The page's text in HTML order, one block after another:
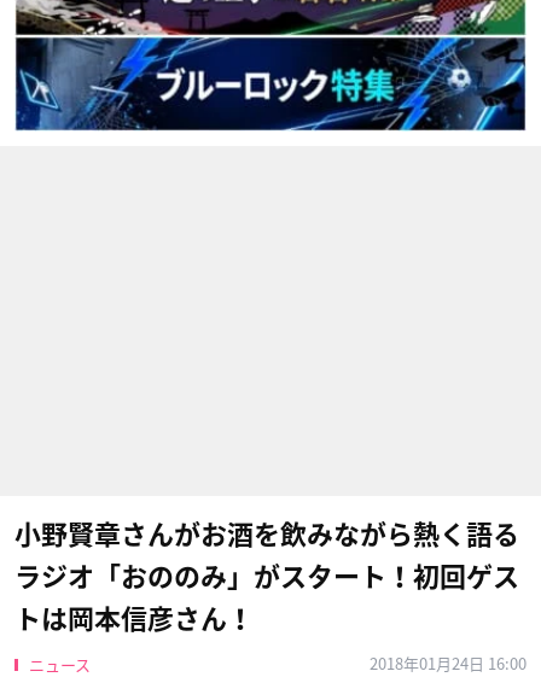
小野賢章​さんがお酒を飲みながら熱く語る
ラジオ「おののみ」がスタート！初回ゲス
トは岡本信彦さん！
ニュース
2018年01月24日 16:00